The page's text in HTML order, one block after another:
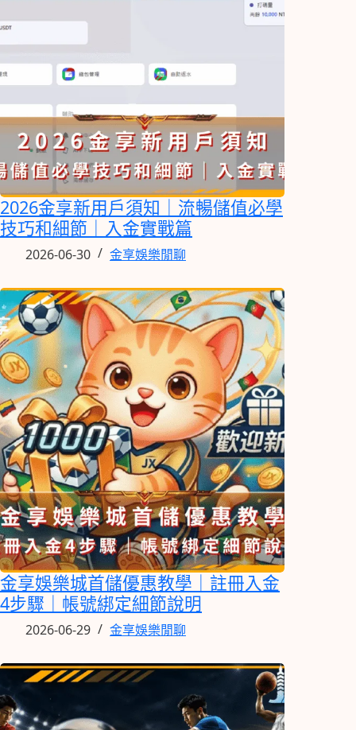
2026金享新用戶須知｜流暢儲值必學
技巧和細節｜入金實戰篇
2026-06-30 金享娛樂閒聊
金享娛樂城首儲優惠教學｜註冊入金
4步驟｜帳號綁定細節說明
2026-06-29 金享娛樂閒聊